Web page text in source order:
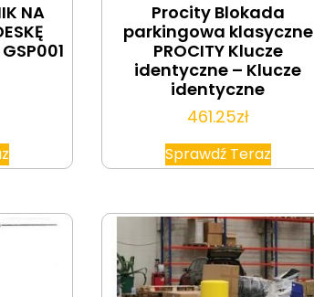
NA
Procity Blokada
parkingowa klasyczne
PROCITY Klucze
identyczne – Klucze
identyczne
461.25zł
Sprawdź Teraz